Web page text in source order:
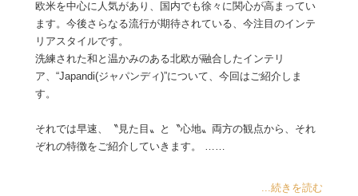
欧米を中心に人気があり、国内でも徐々に関心が高まってい
ます。今後さらなる流行が期待されている、今注目のインテ
リアスタイルです。
洗練された和と温かみのある北欧が融合したインテリ
ア、“Japandi(ジャパンディ)”について、今回はご紹介しま
す。
それでは早速、〝見た目〟と〝心地〟両方の観点から、それ
ぞれの特徴をご紹介していきます。 ……
...続きを読む